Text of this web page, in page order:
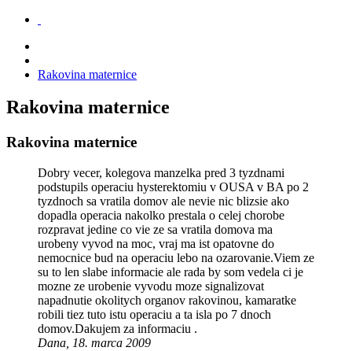
Rakovina maternice
Rakovina maternice
Rakovina maternice
Dobry vecer, kolegova manzelka pred 3 tyzdnami
podstupils operaciu hysterektomiu v OUSA v BA po 2
tyzdnoch sa vratila domov ale nevie nic blizsie ako
dopadla operacia nakolko prestala o celej chorobe
rozpravat jedine co vie ze sa vratila domova ma
urobeny vyvod na moc, vraj ma ist opatovne do
nemocnice bud na operaciu lebo na ozarovanie.Viem ze
su to len slabe informacie ale rada by som vedela ci je
mozne ze urobenie vyvodu moze signalizovat
napadnutie okolitych organov rakovinou, kamaratke
robili tiez tuto istu operaciu a ta isla po 7 dnoch
domov.Dakujem za informaciu .
Dana, 18. marca 2009